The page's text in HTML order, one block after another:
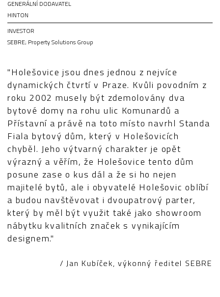
GENERÁLNÍ DODAVATEL
HINTON
INVESTOR
SEBRE; Property Solutions Group
"Holešovice jsou dnes jednou z nejvíce
dynamických čtvrtí v Praze. Kvůli povodním z
roku 2002 musely být zdemolovány dva
bytové domy na rohu ulic Komunardů a
Přístavní a právě na toto místo navrhl Standa
Fiala bytový dům, který v Holešovicích
chyběl. Jeho výtvarný charakter je opět
výrazný a věřím, že Holešovice tento dům
posune zase o kus dál a že si ho nejen
majitelé bytů, ale i obyvatelé Holešovic oblíbí
a budou navštěvovat i dvoupatrový parter,
který by měl být využit také jako showroom
nábytku kvalitních značek s vynikajícím
designem."
/ Jan Kubíček, výkonný ředitel SEBRE